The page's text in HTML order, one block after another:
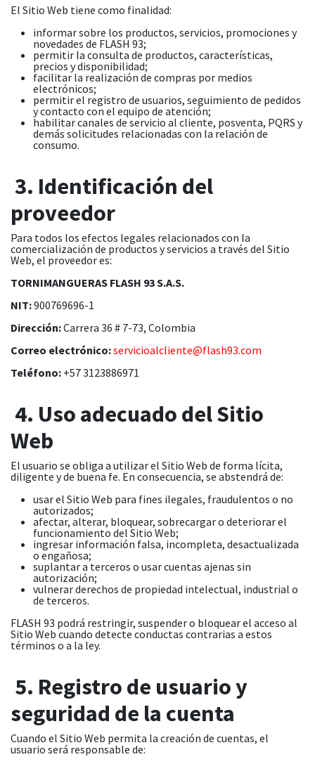
El Sitio Web tiene como finalidad:
informar sobre los productos, servicios, promociones y
novedades de FLASH 93;
permitir la consulta de productos, características,
precios y disponibilidad;
facilitar la realización de compras por medios
electrónicos;
permitir el registro de usuarios, seguimiento de pedidos
y contacto con el equipo de atención;
habilitar canales de servicio al cliente, posventa, PQRS y
demás solicitudes relacionadas con la relación de
consumo.
3. Identificación del
proveedor
Para todos los efectos legales relacionados con la
comercialización de productos y servicios a través del Sitio
Web, el proveedor es:
TORNIMANGUERAS FLASH 93 S.A.S.
NIT:900769696-1
Dirección:Carrera 36 # 7-73, Colombia
Correo electrónico:servicioalcliente@flash93.com
Teléfono: +57 3123886971
4. Uso adecuado del Sitio
Web
El usuario se obliga a utilizar el Sitio Web de forma lícita,
diligente y de buena fe. En consecuencia, se abstendrá de:
usar el Sitio Web para fines ilegales, fraudulentos o no
autorizados;
afectar, alterar, bloquear, sobrecargar o deteriorar el
funcionamiento del Sitio Web;
ingresar información falsa, incompleta, desactualizada
o engañosa;
suplantar a terceros o usar cuentas ajenas sin
autorización;
vulnerar derechos de propiedad intelectual, industrial o
de terceros.
FLASH 93 podrá restringir, suspender o bloquear el acceso al
Sitio Web cuando detecte conductas contrarias a estos
términos o a la ley.
5. Registro de usuario y
seguridad de la cuenta
Cuando el Sitio Web permita la creación de cuentas, el
usuario será responsable de: